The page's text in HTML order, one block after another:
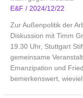
E&F/2024/12/22
Zur Außenpolitik der
Diskussion mit Timm
19.30 Uhr, Stuttgart
gemeinsame
Emanzipation und
bemerkenswert,